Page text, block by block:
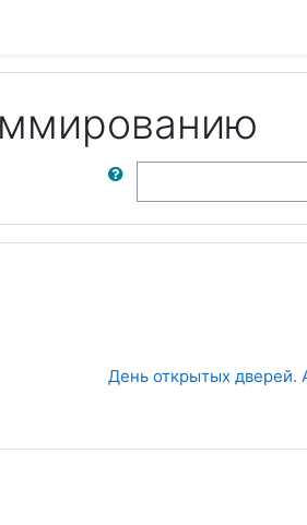
День открытых дверей.